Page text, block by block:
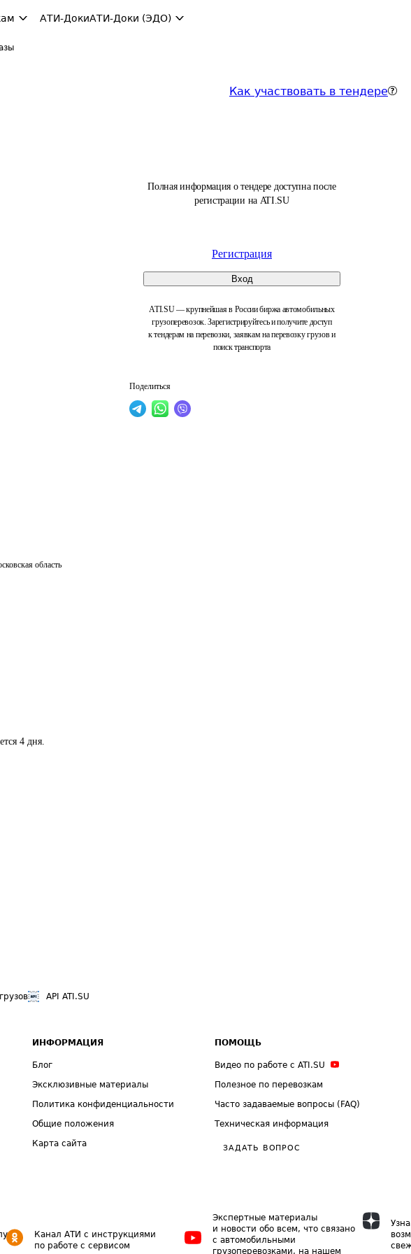
АТИ-ДокиАТИ-Доки (ЭДО)
Как участвовать в тендере
Полная информация о тендере доступна после
регистрации на ATI.SU
Регистрация
Вход
ATI.SU — крупнейшая в России биржа автомобильных
грузоперевозок. Зарегистрируйтесь и получите доступ
к тендерам на перевозки, заявкам на перевозку грузов и
поиск транспорта
Поделиться
область
4 дня.
API ATI.SU
ИНФОРМАЦИЯ
Блог
Эксклюзивные материалы
Политика конфиденциальности
Общие положения
Карта сайта
ПОМОЩЬ
Видео по работе с ATI.SU
Полезное по перевозкам
Часто задаваемые вопросы (FAQ)
Техническая информация
ЗАДАТЬ ВОПРОС
Канал АТИ с инструкциями
по работе с сервисом
Экспертные материалы
и новости обо всем, что связано
с автомобильными
грузоперевозками, на нашем